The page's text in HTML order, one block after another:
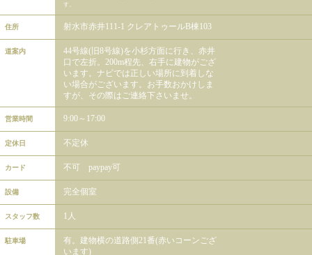
す。
住所 射水市赤井111-1 クレアトゥールB棟103
道案内
44号線(旧8号線)を小杉方面に行き、赤井
口で左折。200m程先、右手に建物がござ
います。ナビでは正しい場所に到着しな
い場合がございます。お手数おかけしま
すが、その際はご連絡下さいませ。
営業時間 9:00～17:00
定休日 不定休
カード 不可 paypay可
設備 完全個室
スタッフ数 1人
駐車場
有。建物横の道路側21番(赤いコーンござ
います)